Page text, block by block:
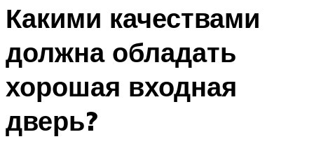
Какими качествами
должна обладать
хорошая входная
дверь?